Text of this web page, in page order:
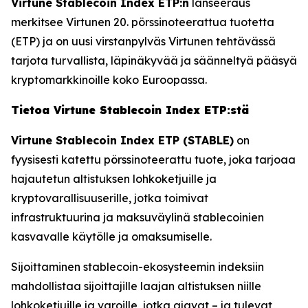
Virtune Stablecoin Index ETP:n lanseeraus
merkitsee Virtunen 20. pörssinoteerattua tuotetta
(ETP) ja on uusi virstanpylväs Virtunen tehtävässä
tarjota turvallista, läpinäkyvää ja säänneltyä pääsyä
kryptomarkkinoille koko Euroopassa.
Tietoa Virtune Stablecoin Index ETP:stä
Virtune Stablecoin Index ETP (STABLE) on
fyysisesti katettu pörssinoteerattu tuote, joka tarjoaa
hajautetun altistuksen lohkoketjuille ja
kryptovarallisuuserille, jotka toimivat
infrastruktuurina ja maksuväylinä stablecoinien
kasvavalle käytölle ja omaksumiselle.
Sijoittaminen stablecoin-ekosysteemin indeksiin
mahdollistaa sijoittajille laajan altistuksen niille
lohkoketjuille ja varoille, jotka ajavat – ja tulevat